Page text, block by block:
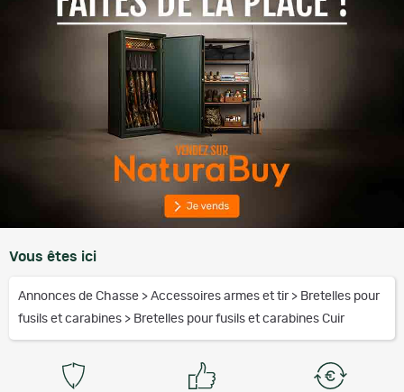
Vous êtes ici
Annonces de Chasse > Accessoires armes et tir > Bretelles pour
fusils et carabines > Bretelles pour fusils et carabines Cuir